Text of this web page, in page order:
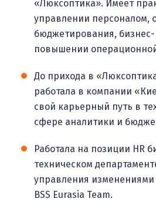
«Люксоптика». Имеет
управлении персоналом,
бюджетирования,
повышении
До прихода в
работала в компании
свой карьерный путь в
сфере аналитики и
Работала на позиции HR
техническом
управления
BSS Eurasia Team.